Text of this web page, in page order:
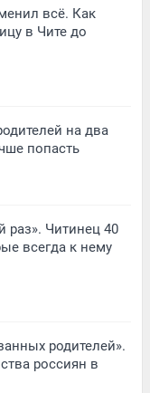
всё. Как
в Чите до
на два
попасть
раз». Читинец 40
всегда к нему
родителей».
россиян в